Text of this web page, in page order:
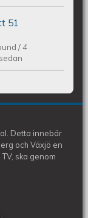
51
/4
sedan
Detta innebär
och Växjö en
ska genom